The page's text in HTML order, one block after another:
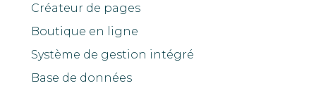
Créateur de pages
Boutique en ligne
Système de gestion intégré
Base de données